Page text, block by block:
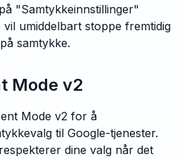
"Samtykkeinnstillinger"
vil umiddelbart stoppe fremtidig
samtykke.
Mode v2
Mode v2 for å
til Google-tjenester.
dine valg når det